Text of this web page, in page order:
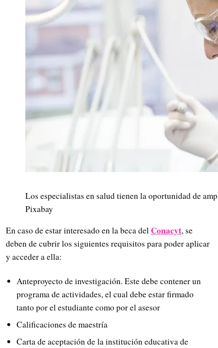
Los especialistas en salud tienen la oportunidad de
Pixabay
En caso de estar interesado en la beca del Conacyt, se
deben de cubrir los siguientes requisitos para poder aplicar
y acceder a ella:
Anteproyecto de investigación. Este debe contener un
programa de actividades, el cual debe estar firmado
tanto por el estudiante como por el asesor
Calificaciones de maestría
Carta de aceptación de la institución educativa de